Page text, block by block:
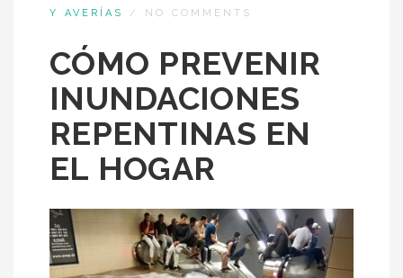
Y AVERÍAS
/ NO COMMENTS
CÓMO PREVENIR
INUNDACIONES
REPENTINAS EN
EL HOGAR